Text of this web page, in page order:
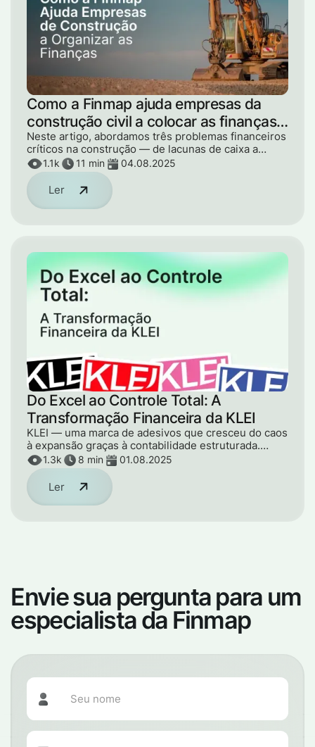
Como a Finmap ajuda empresas da
construção civil a colocar as finanças
em ordem
Neste artigo, abordamos três problemas financeiros
críticos na construção — de lacunas de caixa a
dinheiro sob responsabilidade que desaparece.
Mostramos como a Finmap ajuda a controlar esses
pontos, aumentar o lucro e tomar decisões com
base nos números, e não na intuição.
Ler
1.1k 11 min 04.08.2025
Do Excel ao Controle Total: A
Transformação Financeira da KLEI
KLEI — uma marca de adesivos que cresceu do caos
à expansão graças à contabilidade estruturada.
Saiba como a Finmap ajudou a colocar as finanças
em ordem, evitar déficits de caixa e se preparar
para investimentos.
Ler
1.3k 8 min 01.08.2025
Envie sua pergunta para um
especialista da Finmap